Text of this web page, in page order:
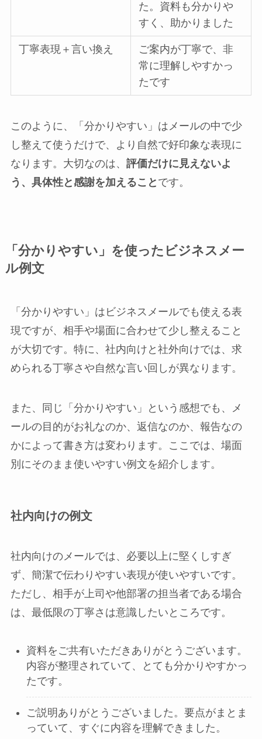
た。資料も分かりや
すく、助かりました
丁寧表現＋言い換え
ご案内が丁寧で、非
常に理解しやすかっ
たです
このように、「分かりやすい」はメールの中で少
し整えて使うだけで、より自然で好印象な表現に
なります。大切なのは、 評価だけに見えないよ
う、具体性と感謝を加えること です。
「分かりやすい」を使ったビジネスメー
ル例文
「分かりやすい」はビジネスメールでも使える表
現ですが、相手や場面に合わせて少し整えること
が大切です。特に、社内向けと社外向けでは、求
められる丁寧さや自然な言い回しが異なります。
また、同じ「分かりやすい」という感想でも、メ
ールの目的がお礼なのか、返信なのか、報告なの
かによって書き方は変わります。ここでは、場面
別にそのまま使いやすい例文を紹介します。
社内向けの例文
社内向けのメールでは、必要以上に堅くしすぎ
ず、簡潔で伝わりやすい表現が使いやすいです。
ただし、相手が上司や他部署の担当者である場合
は、最低限の丁寧さは意識したいところです。
資料をご共有いただきありがとうございます。
内容が整理されていて、とても分かりやすかっ
たです。
ご説明ありがとうございました。要点がまとま
っていて、すぐに内容を理解できました。